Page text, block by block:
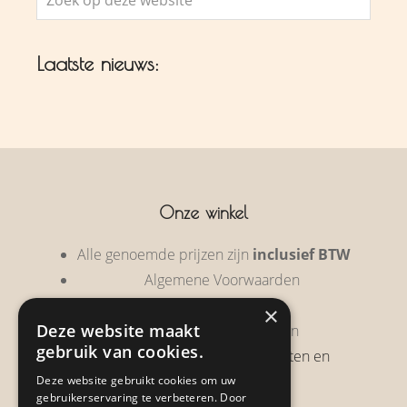
op
website
Laatste nieuws:
Onze winkel
Alle genoemde prijzen zijn inclusief BTW
Algemene Voorwaarden
Garantie & Retourneren
Verzendbeleid, verzendkosten en
verzendtijden
×
Deze website maakt
gebruik van cookies.
Deze website gebruikt cookies om uw
gebruikerservaring te verbeteren. Door